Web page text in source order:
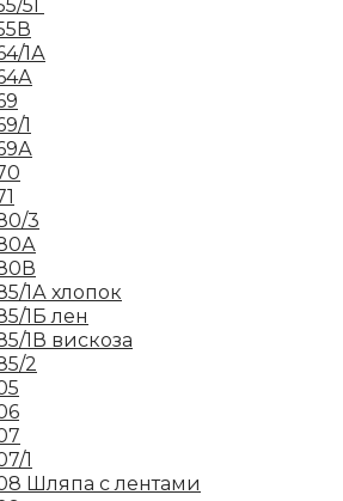
5Г
1А
1
3
1А хлопок
1Б лен
1В вискоза
2
1
Шляпа с лентами